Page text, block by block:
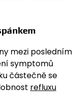
mezi posledním
symptomů
částečně se
refluxu